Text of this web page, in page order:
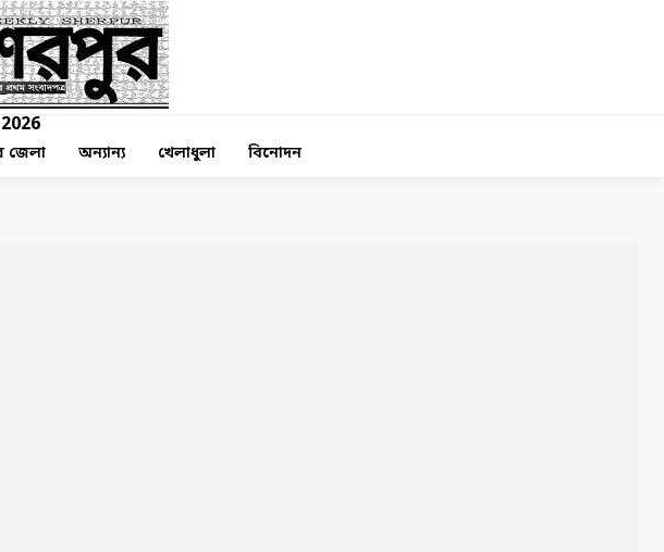
জেলা অন্যান্য খেলাধুলা বিনোদন